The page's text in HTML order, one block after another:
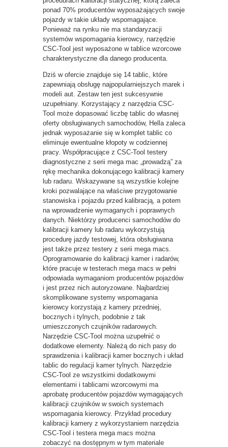
ponad 70% producentów wyposażających swoje
pojazdy w takie układy wspomagające.
Ponieważ na rynku nie ma standaryzacji
systemów wspomagania kierowcy, narzędzie
CSC-Tool jest wyposażone w tablice wzorcowe
charakterystyczne dla danego producenta.
Dziś w ofercie znajduje się 14 tablic, które
zapewniają obsługę najpopularniejszych marek i
modeli aut. Zestaw ten jest sukcesywnie
uzupełniany. Korzystający z narzędzia CSC-
Tool może dopasować liczbę tablic do własnej
oferty obsługiwanych samochodów, Hella zaleca
jednak wyposażanie się w komplet tablic co
eliminuje ewentualne kłopoty w codziennej
pracy. Współpracujące z CSC-Tool testery
diagnostyczne z serii mega mac „prowadzą” za
rękę mechanika dokonującego kalibracji kamery
lub radaru. Wskazywane są wszystkie kolejne
kroki pozwalające na właściwe przygotowanie
stanowiska i pojazdu przed kalibracją, a potem
na wprowadzenie wymaganych i poprawnych
danych. Niektórzy producenci samochodów do
kalibracji kamery lub radaru wykorzystują
procedurę jazdy testowej, która obsługiwana
jest także przez testery z serii mega macs.
Oprogramowanie do kalibracji kamer i radarów,
które pracuje w testerach mega macs w pełni
odpowiada wymaganiom producentów pojazdów
i jest przez nich autoryzowane. Najbardziej
skomplikowane systemy wspomagania
kierowcy korzystają z kamery przedniej,
bocznych i tylnych, podobnie z tak
umieszczonych czujników radarowych.
Narzędzie CSC-Tool można uzupełnić o
dodatkowe elementy. Należą do nich pasy do
sprawdzenia i kalibracji kamer bocznych i układ
tablic do regulacji kamer tylnych. Narzędzie
CSC-Tool ze wszystkimi dodatkowymi
elementami i tablicami wzorcowymi ma
aprobatę producentów pojazdów wymagających
kalibracji czujników w swoich systemach
wspomagania kierowcy. Przykład procedury
kalibracji kamery z wykorzystaniem narzędzia
CSC-Tool i testera mega macs można
zobaczyć na dostępnym w tym materiale